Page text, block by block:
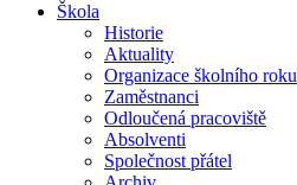
Škola
Historie
Aktuality
Organizace školního roku
Zaměstnanci
Odloučená pracoviště
Absolventi
Společnost přátel